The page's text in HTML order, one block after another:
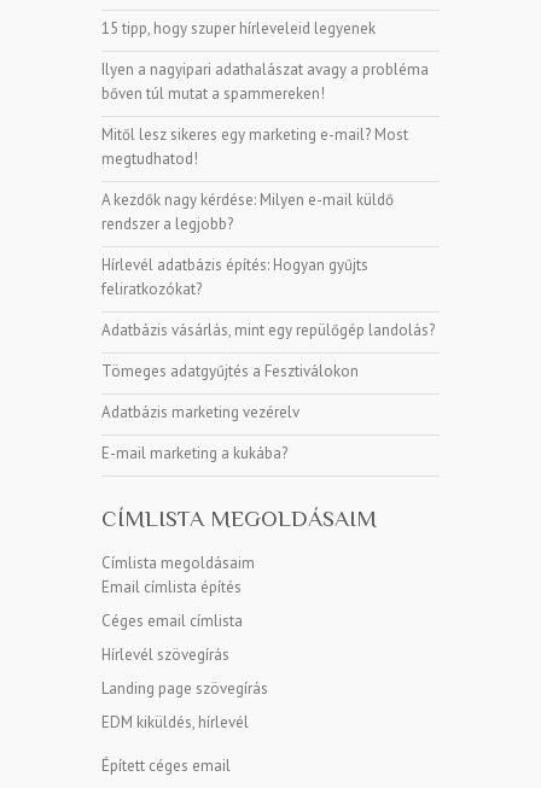
15 tipp, hogy szuper hírleveleid legyenek
Ilyen a nagyipari adathalászat avagy a probléma
bőven túl mutat a spammereken!
Mitől lesz sikeres egy marketing e-mail? Most
megtudhatod!
A kezdők nagy kérdése: Milyen e-mail küldő
rendszer a legjobb?
Hírlevél adatbázis építés: Hogyan gyűjts
feliratkozókat?
Adatbázis vásárlás, mint egy repülőgép landolás?
Tömeges adatgyűjtés a Fesztiválokon
Adatbázis marketing vezérelv
E-mail marketing a kukába?
CÍMLISTA MEGOLDÁSAIM
Címlista megoldásaim
Email címlista építés
Céges email címlista
Hírlevél szövegírás
Landing page szövegírás
EDM kiküldés, hírlevél
Épített céges email